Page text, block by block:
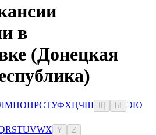
в
(Донецкая
МНОПРСТУФХЦЧШ Ы ЭЮ
RSTUVWX Y Z